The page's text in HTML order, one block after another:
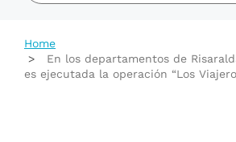
Home
En los departamentos de
es ejecutada la operación “Los